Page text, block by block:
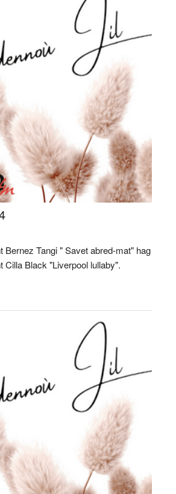
Bernez Tangi " Savet abred-mat" hag
Cilla Black "Liverpool lullaby".